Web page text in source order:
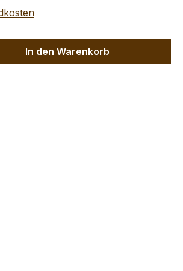
den gewünschten Wert
In den Warenkorb